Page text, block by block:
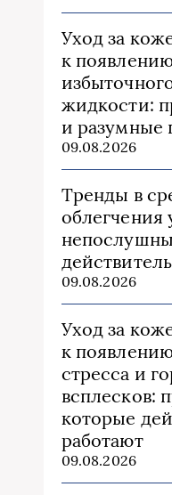
Уход за
к
жидкости:
и разумные
09.08.2026
Тренды в
облегчения
09.08.2026
Уход за
к
стресса и
всплесков:
которые
работают
09.08.2026